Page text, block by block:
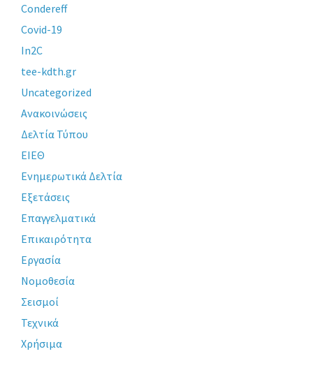
Condereff
Covid-19
In2C
tee-kdth.gr
Uncategorized
Ανακοινώσεις
Δελτία Τύπου
ΕΙΕΘ
Ενημερωτικά Δελτία
Εξετάσεις
Επαγγελματικά
Επικαιρότητα
Εργασία
Νομοθεσία
Σεισμοί
Τεχνικά
Χρήσιμα